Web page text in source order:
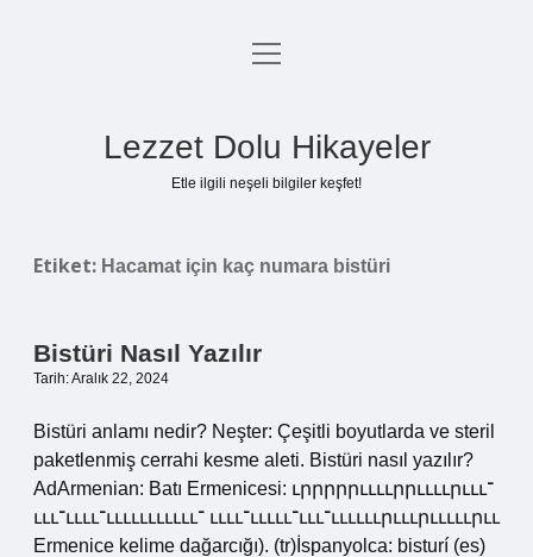
Anasayfa
menüyü
Lezzet Dolu Hikayeler
Etle ilgili neşeli bilgiler keşfet!
Etiket: Hacamat için kaç numara bistüri
Bistüri Nasıl Yazılır
Tarih: Aralık 22, 2024
Bistüri anlamı nedir? Neşter: Çeşitli boyutlarda ve steril
paketlenmiş cerrahi kesme aleti. Bistüri nasıl yazılır?
AdArmenian: Batı Ermenicesi: ւրրրրրււււրրււււրւււ־
ւււ־ււււ־ւււււււււււ־ ււււ־ւււււ־ւււ־ււււււրւււրւււււրււ
Ermenice kelime dağarcığı). (tr)İspanyolca: bisturí (es)